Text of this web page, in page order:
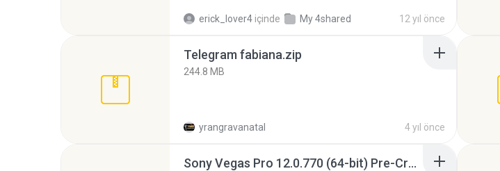
erick_lover4 içinde My 4shared 12 yıl önce
Telegram fabiana.zip
244.8 MB
yrangravanatal 4 yıl önce
Sony Vegas Pro 12.0.770 (64-bit) Pre-Cracked.zip